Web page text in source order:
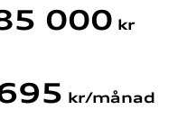
000
kr
kr/månad